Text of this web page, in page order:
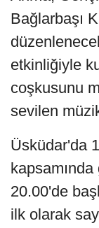
Bağlarbaşı
etkinliğiyle
coşkusunu
sevilen
Üsküdar'da
20.00'de
ilk olarak